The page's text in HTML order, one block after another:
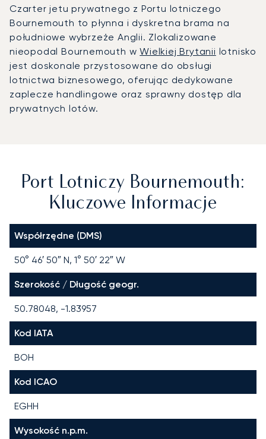
Czarter jetu prywatnego z Portu lotniczego
Bournemouth to płynna i dyskretna brama na
południowe wybrzeże Anglii. Zlokalizowane
nieopodal Bournemouth wWielkiej Brytanii lotnisko
jest doskonale przystosowane do obsługi
lotnictwa biznesowego, oferując dedykowane
zaplecze handlingowe oraz sprawny dostęp dla
prywatnych lotów.
Port Lotniczy Bournemouth:
Kluczowe Informacje
Współrzędne (DMS)
50° 46′ 50″ N, 1° 50′ 22″ W
Szerokość / Długość geogr.
50.78048, -1.83957
Kod IATA
BOH
Kod ICAO
EGHH
Wysokość n.p.m.